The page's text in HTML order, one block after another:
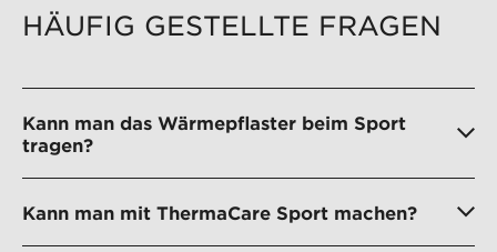
HÄUFIG GESTELLTE FRAGEN
Kann man das Wärmepflaster beim Sport
tragen?
Kann man mit ThermaCare Sport machen?